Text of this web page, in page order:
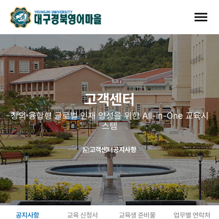
고객센터
창의·융합형 글로벌 인재 양성을 위한 All-in-One 교육시
스템
고객센터공지사항
공지사항 교육 신청서 교육생 준비물 업무별 연락처